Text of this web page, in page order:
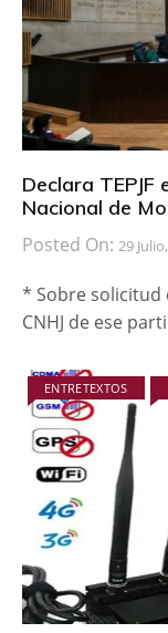
Declara
Nacional de
Posted On: 29
* Sobre solicitud
CNHJ de ese
ENTRETEXTOS